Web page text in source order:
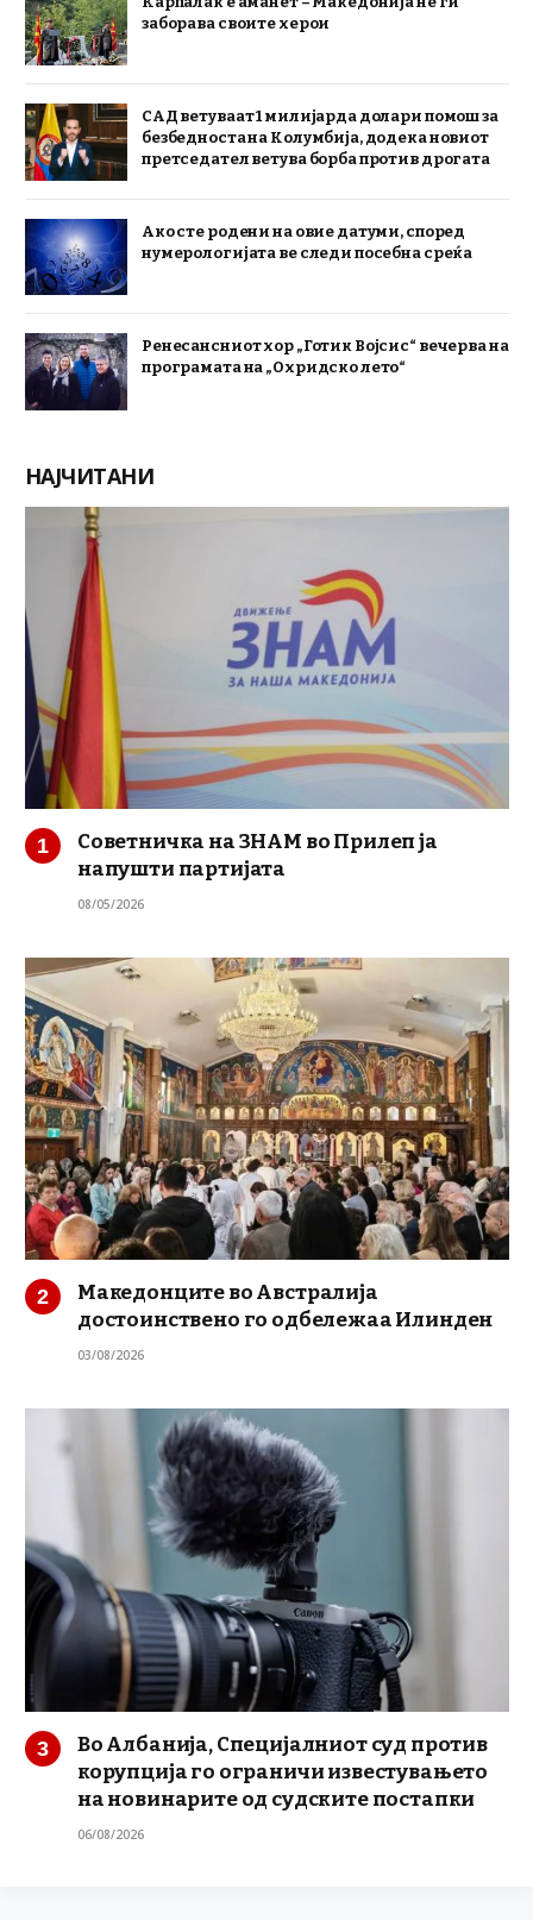
заборава своите херои
САД ветуваат 1 милијарда долари помош за
безбедноста на Колумбија, додека новиот
претседател ветува борба против дрогата
Ако сте родени на овие датуми, според
нумерологијата ве следи посебна среќа
Ренесансниот хор „Готик Војсис“ вечерва на
програмата на „Охридско лето“
НАЈЧИТАНИ
Советничка на ЗНАМ во Прилеп ја
напушти партијата
08/05/2026
Македонците во Австралија
достоинствено го одбележаа Илинден
03/08/2026
Во Албанија, Специјалниот суд против
корупција го ограничи известувањето
на новинарите од судските постапки
06/08/2026